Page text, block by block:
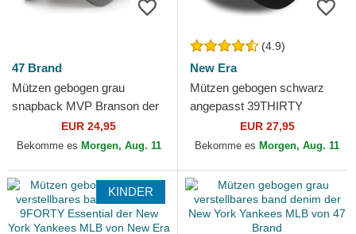
47 Brand
Mützen gebogen grau
snapback MVP Branson der
New York Yankees MLB von
47 Brand
EUR 24,95
Bekomme es Morgen, Aug. 11
(4.9)
New Era
Mützen gebogen schwarz
angepasst 39THIRTY
Classic der New York
Yankees MLB von New Era
EUR 27,95
Bekomme es Morgen, Aug. 11
KINDER